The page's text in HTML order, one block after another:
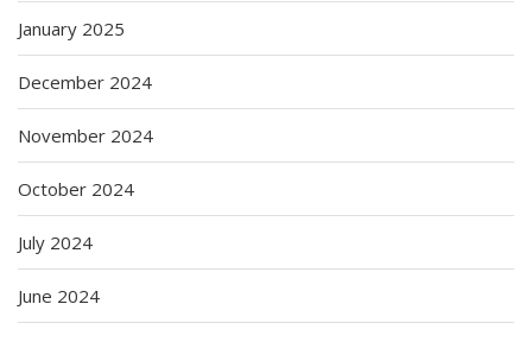
January 2025
December 2024
November 2024
October 2024
July 2024
June 2024